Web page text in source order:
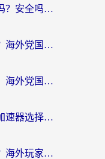
在国外打鸣潮用加速器有用吗？安全吗？海外玩家国服游戏加速全指南
德国怎么玩地鼠传奇不卡顿？海外党国服游戏加速全攻略（含战双EVE实用指南）
超越时空的猫加速器排行榜：海外党国服游戏不卡顿的终极选择指南
英国玩枪神纪总卡顿？这篇加速器选择指南帮你告别延迟（附实测推荐）
最强蜗牛迅游加速器有用吗？海外玩家国服游戏加速避坑指南（附德国玩忍者必须死3流星蝴蝶剑解决办法）